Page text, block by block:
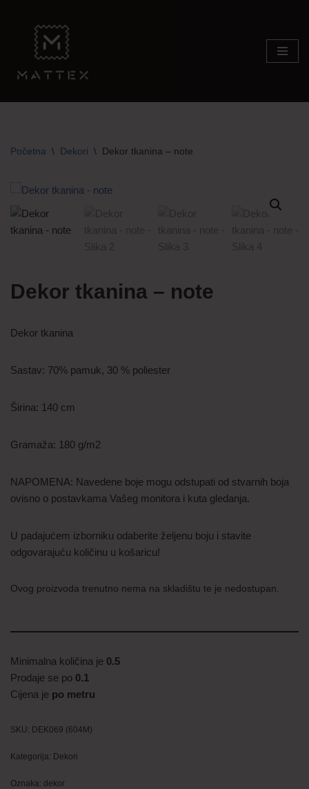
content
Početna \ Dekori \ Dekor tkanina – note
Dekor tkanina – note
Dekor tkanina
Sastav: 70% pamuk, 30 % poliester
Širina: 140 cm
Gramaža: 180 g/m2
NAPOMENA: Navedene boje mogu odstupati od stvarnih boja
ovisno o postavkama Vašeg monitora i kuta gledanja.
U padajućem izborniku odaberite željenu boju i stavite
odgovarajuću količinu u košaricu!
Ovog proizvoda trenutno nema na skladištu te je nedostupan.
Minimalna količina je 0.5
Prodaje se po 0.1
Cijena je po metru
SKU: DEK069 (604M)
Kategorija: Dekori
Oznaka: dekor